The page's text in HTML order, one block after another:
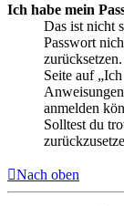
Ich habe mein
Das ist nicht
Passwort
Seite auf
anmelden
Solltest du
Nach oben